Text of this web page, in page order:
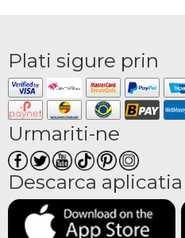
Plati sigure prin
Urmariti-ne
Descarca aplicatia